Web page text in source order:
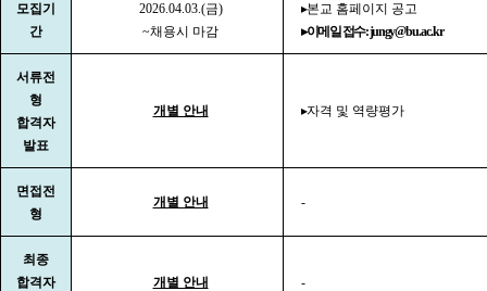
모집기
간
2026.04.03.(금)
~채용시 마감
▸본교 홈페이지 공고
▸이메일 접수: jungy@bu.ac.kr
서류전
형
합격자
발표
개별 안내 ▸자격 및 역량평가
면접전
형
개별 안내 -
최종
합격자
개별 안내 -